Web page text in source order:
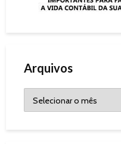
Arquivos